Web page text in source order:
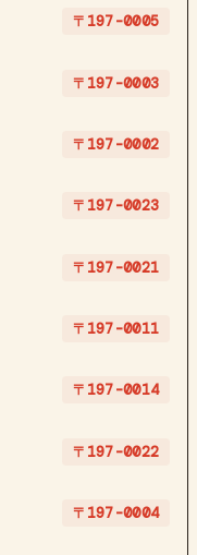
〒197-0005
〒197-0003
〒197-0002
〒197-0023
〒197-0021
〒197-0011
〒197-0014
〒197-0022
〒197-0004